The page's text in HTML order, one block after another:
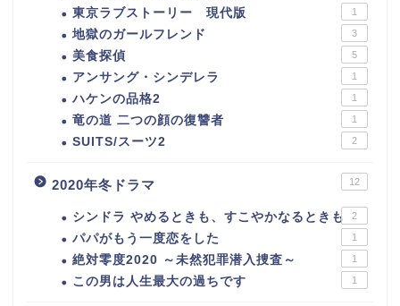
東京ラブストーリー 現代版 1
地獄のガールフレンド 3
美食探偵 5
アンサング・シンデレラ 1
ハケンの品格2 1
竜の道 二つの顔の復讐者 1
SUITS/スーツ2 2
2020年冬ドラマ 12
シンドラ やめるときも、すこやかなるときも 2
パパがもう一度恋をした 1
絶対零度2020 ～未然犯罪潜入捜査～ 1
この男は人生最大の過ちです 1